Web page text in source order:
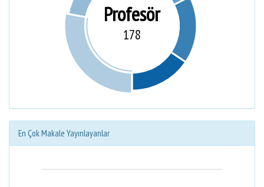
Profesör
178
En Çok Makale Yayınlayanlar